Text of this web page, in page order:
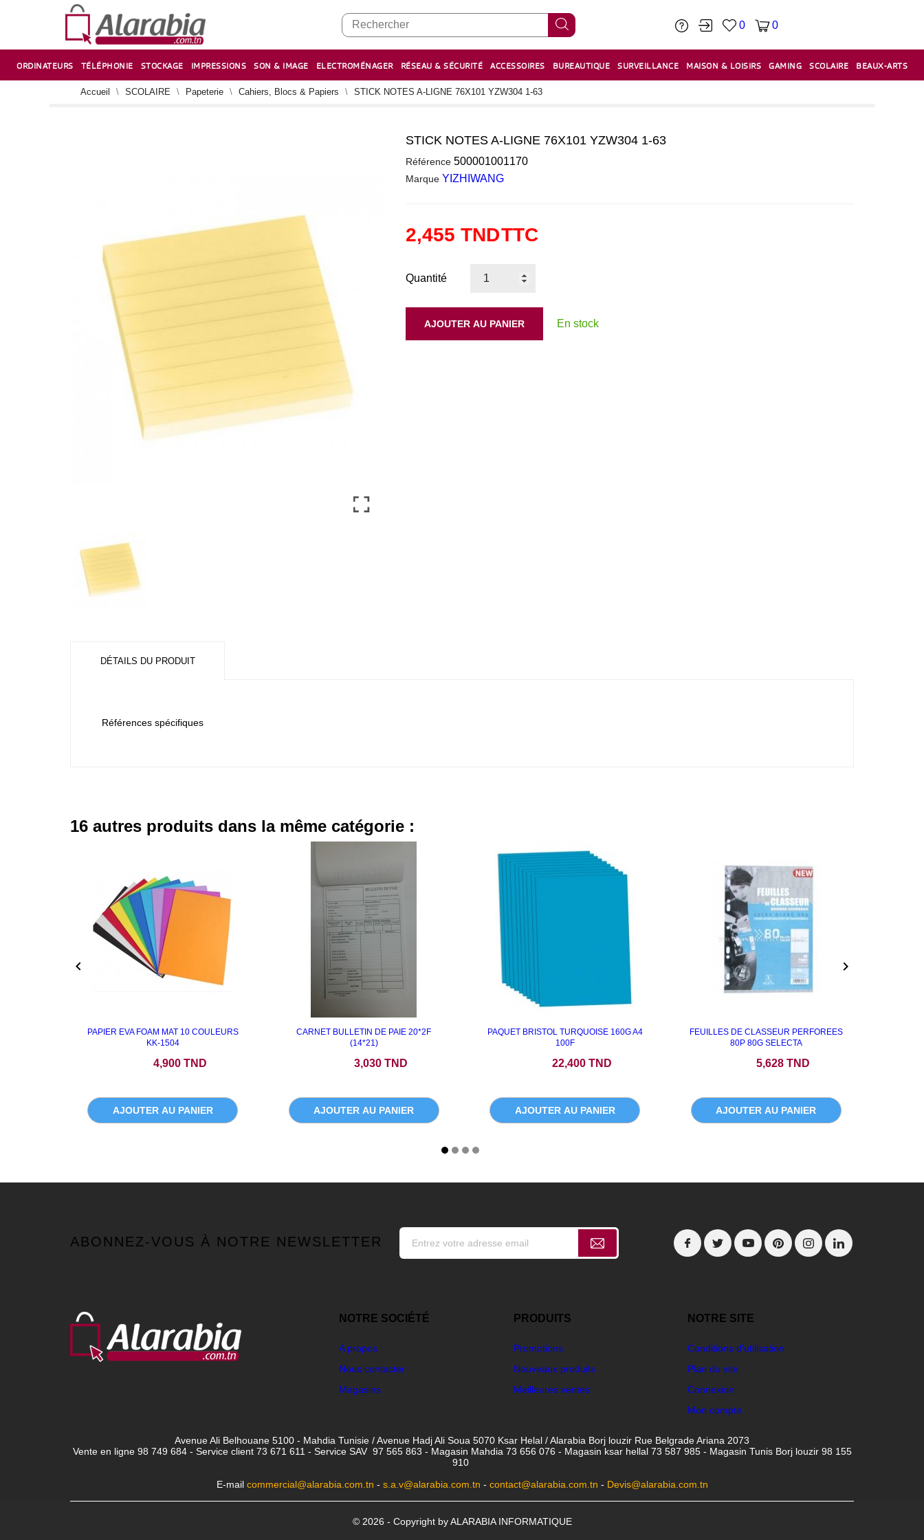
0 0
ORDINATEURS TÉLÉPHONIE STOCKAGE IMPRESSIONS SON & IMAGE ELECTROMÉNAGER RÉSEAU & SÉCURITÉ ACCESSOIRES BUREAUTIQUE SURVEILLANCE MAISON & LOISIRS GAMING SCOLAIRE BEAUX-ARTS
Accueil SCOLAIRE Papeterie Cahiers, Blocs & Papiers STICK NOTES A-LIGNE 76X101 YZW304 1-63
STICK NOTES A-LIGNE 76X101 YZW304 1-63
Référence 500001001170
Marque YIZHIWANG
2,455 TNDTTC
Quantité
AJOUTER AU PANIER En stock
DÉTAILS DU PRODUIT
Références spécifiques
16 autres produits dans la même catégorie :
PAPIER EVA FOAM MAT 10 COULEURS
KK-1504
4,900 TND
AJOUTER AU PANIER
CARNET BULLETIN DE PAIE 20*2F
(14*21)
3,030 TND
AJOUTER AU PANIER
PAQUET BRISTOL TURQUOISE 160G A4
100F
22,400 TND
AJOUTER AU PANIER
FEUILLES DE CLASSEUR PERFOREES
80P 80G SELECTA
5,628 TND
AJOUTER AU PANIER
 
ABONNEZ-VOUS À NOTRE NEWSLETTER
NOTRE SOCIÉTÉ
A propos
Nous contacter
Magasins
PRODUITS
Promotions
Nouveaux produits
Meilleures ventes
NOTRE SITE
Conditions d'utilisation
Plan du site
Connexion
Mon compte
Avenue Ali Belhouane 5100 - Mahdia Tunisie / Avenue Hadj Ali Soua 5070 Ksar Helal / Alarabia Borj louzir Rue Belgrade Ariana 2073
Vente en ligne 98 749 684 - Service client 73 671 611 - Service SAV 97 565 863 - Magasin Mahdia 73 656 076 - Magasin ksar hellal 73 587 985 - Magasin Tunis Borj louzir 98 155
910
E-mail commercial@alarabia.com.tn - s.a.v@alarabia.com.tn - contact@alarabia.com.tn - Devis@alarabia.com.tn
© 2026 - Copyright by ALARABIA INFORMATIQUE